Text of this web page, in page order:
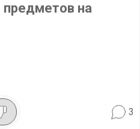
на
3